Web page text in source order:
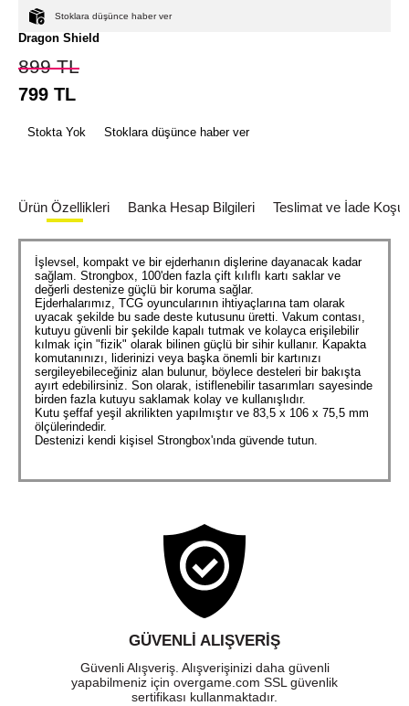
Stoklara düşünce haber ver
Dragon Shield
899TL
799 TL
Stokta Yok Stoklara düşünce haber ver
Ürün Özellikleri Banka Hesap Bilgileri Teslimat ve İade
İşlevsel, kompakt ve bir ejderhanın dişlerine dayanacak kadar
sağlam. Strongbox, 100'den fazla çift kılıflı kartı saklar ve
değerli destenize güçlü bir koruma sağlar.
Ejderhalarımız, TCG oyuncularının ihtiyaçlarına tam olarak
uyacak şekilde bu sade deste kutusunu üretti. Vakum contası,
kutuyu güvenli bir şekilde kapalı tutmak ve kolayca erişilebilir
kılmak için "fizik" olarak bilinen güçlü bir sihir kullanır. Kapakta
komutanınızı, liderinizi veya başka önemli bir kartınızı
sergileyebileceğiniz alan bulunur, böylece desteleri bir bakışta
ayırt edebilirsiniz. Son olarak, istiflenebilir tasarımları sayesinde
birden fazla kutuyu saklamak kolay ve kullanışlıdır.
Kutu şeffaf yeşil akrilikten yapılmıştır ve 83,5 x 106 x 75,5 mm
ölçülerindedir.
Destenizi kendi kişisel Strongbox'ında güvende tutun.
GÜVENLI ALIŞVERIŞ
Güvenli Alışveriş. Alışverişinizi daha güvenli
yapabilmeniz için overgame.com SSL güvenlik
sertifikası kullanmaktadır.